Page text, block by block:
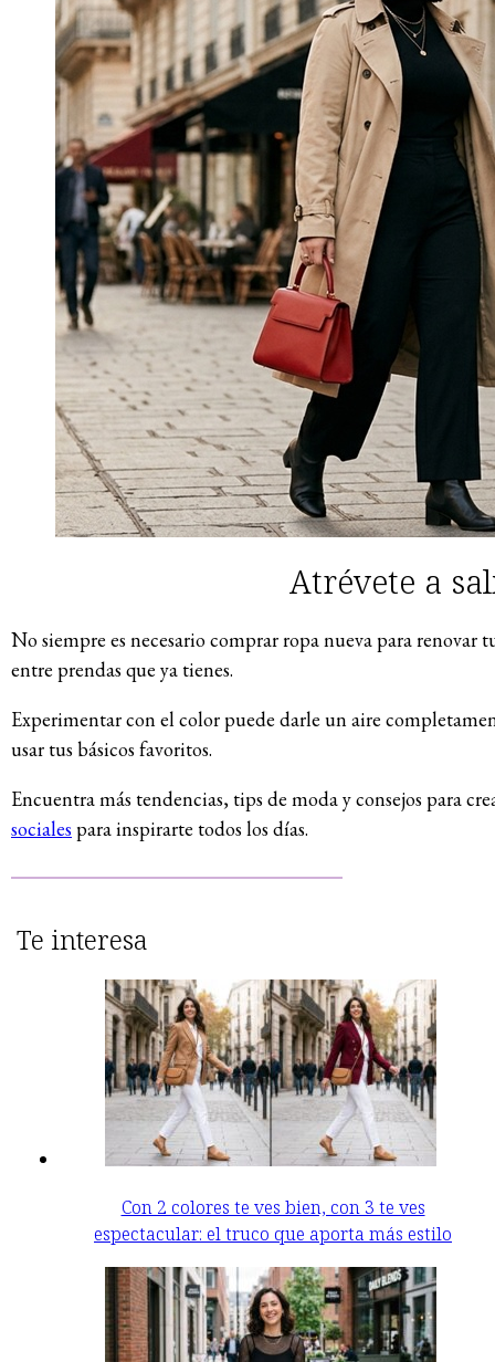
Atrévete a
No siempre es necesario comprar ropa nueva para
entre prendas que ya tienes.
Experimentar con el color puede darle un aire
usar tus básicos favoritos.
Encuentra más tendencias, tips de moda y consejos para
sociales para inspirarte todos los días.
Te interesa
Con 2 colores te ves bien, con 3 te ves
espectacular: el truco que aporta más estilo